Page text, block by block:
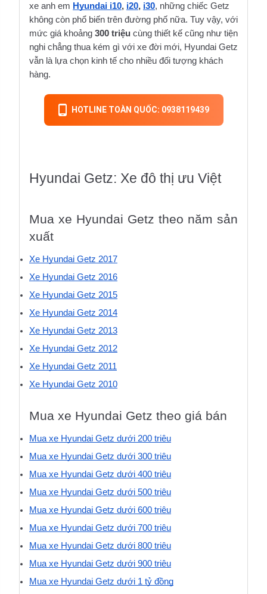
xe anh em Hyundai i10, i20, i30, những chiếc Getz
không còn phổ biến trên đường phố nữa. Tuy vậy, với
mức giá khoảng 300 triệu cùng thiết kế cũng như tiện
nghi chẳng thua kém gì với xe đời mới, Hyundai Getz
vẫn là lựa chọn kinh tế cho nhiều đối tượng khách
hàng.
HOTLINE TOÀN QUỐC: 0938119439
Hyundai Getz: Xe đô thị ưu Việt
Mua xe Hyundai Getz theo năm sản
xuất
Xe Hyundai Getz 2017
Xe Hyundai Getz 2016
Xe Hyundai Getz 2015
Xe Hyundai Getz 2014
Xe Hyundai Getz 2013
Xe Hyundai Getz 2012
Xe Hyundai Getz 2011
Xe Hyundai Getz 2010
Mua xe Hyundai Getz theo giá bán
Mua xe Hyundai Getz dưới 200 triệu
Mua xe Hyundai Getz dưới 300 triệu
Mua xe Hyundai Getz dưới 400 triệu
Mua xe Hyundai Getz dưới 500 triệu
Mua xe Hyundai Getz dưới 600 triệu
Mua xe Hyundai Getz dưới 700 triệu
Mua xe Hyundai Getz dưới 800 triệu
Mua xe Hyundai Getz dưới 900 triệu
Mua xe Hyundai Getz dưới 1 tỷ đồng